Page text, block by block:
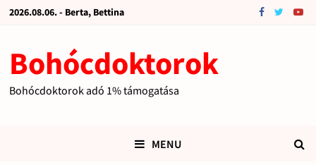
2026.08.06. - Berta, Bettina
Bohócdoktorok
Bohócdoktorok adó 1% támogatása
MENU